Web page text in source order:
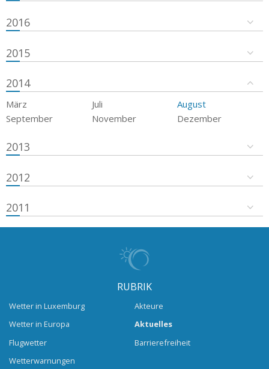
2016
2015
2014
März Juli
August
September
November Dezember
2013
2012
2011
RUBRIK
Wetter in Luxemburg
Wetter in Europa
Flugwetter
Wetterwarnungen
Akteure
Aktuelles
Barrierefreiheit